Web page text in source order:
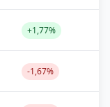
+1,77%
-1,67%